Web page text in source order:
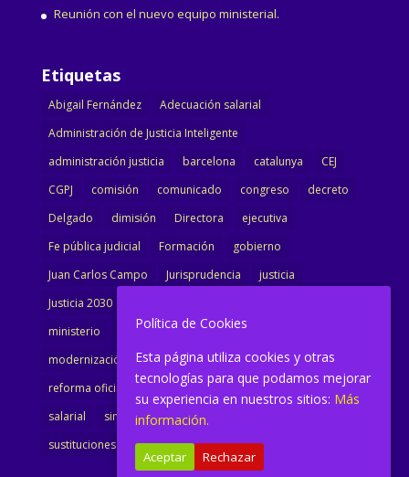
Reunión con el nuevo equipo ministerial.
Etiquetas
Abigail Fernández
Adecuación salarial
Administración de Justicia Inteligente
administración justicia
barcelona catalunya
CEJ
CGPJ
comisión comunicado congreso
decreto
Delgado
dimisión Directora
ejecutiva
Fe pública judicial
Formación
gobierno
Juan Carlos Campo
Jurisprudencia
justicia
Justicia 2030
ministerio
Ministra Justicia
Ministro de Justicia
modernización
noticias Portavoz
reforma
reforma oficina
renovación retribuciones
reunión
salarial
sindicalismo sindicato
sustituciones
Textualización Transcripciones
Política de Cookies
Esta página utiliza cookies y otras
tecnologías para que podamos mejorar
su experiencia en nuestros sitios: Más
información.
Aceptar Rechazar